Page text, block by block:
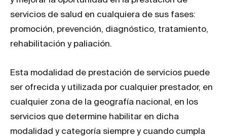
servicios de salud en cualquiera de sus fases:
promoción, prevención, diagnóstico, tratamiento,
rehabilitación y paliación.
Esta modalidad de prestación de servicios puede
ser ofrecida y utilizada por cualquier prestador, en
cualquier zona de la geografía nacional, en los
servicios que determine habilitar en dicha
modalidad y categoría siempre y cuando cumpla